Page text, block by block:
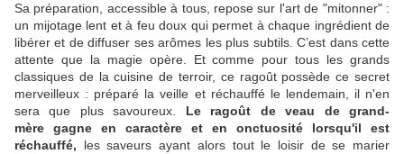
Sa préparation, accessible à tous, repose sur l'art de "mitonner" :
un mijotage lent et à feu doux qui permet à chaque ingrédient de
libérer et de diffuser ses arômes les plus subtils. C’est dans cette
attente que la magie opère. Et comme pour tous les grands
classiques de la cuisine de terroir, ce ragoût possède ce secret
merveilleux : préparé la veille et réchauffé le lendemain, il n'en
sera que plus savoureux. Le ragoût de veau de grand-
mère gagne en caractère et en onctuosité lorsqu'il est
réchauffé, les saveurs ayant alors tout le loisir de se marier